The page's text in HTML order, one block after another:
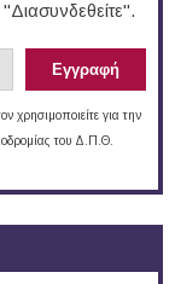
χρησιμοποιείτε για την
του Δ.Π.Θ.